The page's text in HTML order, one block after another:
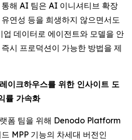
해 AI 팀은 AI 이니셔티브 확장
연성 등을 희생하지 않으면서도
업 데이터로 에이전트와 모델을 안
시 프로덕션이 가능한 방법을 제
이크하우스를 위한 인사이트 도
률 가속화
폼 팀을 위해 Denodo Platform
MPP 기능의 차세대 버전인